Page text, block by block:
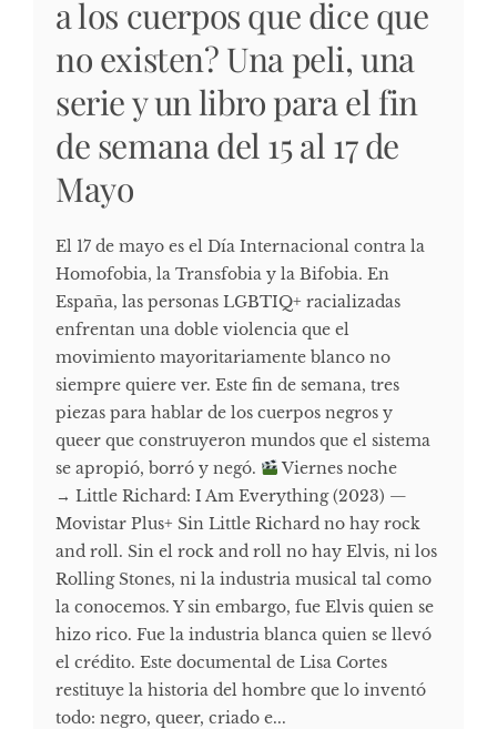
a los cuerpos que dice que
no existen? Una peli, una
serie y un libro para el fin
de semana del 15 al 17 de
Mayo
El 17 de mayo es el Día Internacional contra la
Homofobia, la Transfobia y la Bifobia. En
España, las personas LGBTIQ+ racializadas
enfrentan una doble violencia que el
movimiento mayoritariamente blanco no
siempre quiere ver. Este fin de semana, tres
piezas para hablar de los cuerpos negros y
queer que construyeron mundos que el sistema
se apropió, borró y negó.
Viernes noche
→ Little Richard: I Am Everything (2023) —
Movistar Plus+ Sin Little Richard no hay rock
and roll. Sin el rock and roll no hay Elvis, ni los
Rolling Stones, ni la industria musical tal como
la conocemos. Y sin embargo, fue Elvis quien se
hizo rico. Fue la industria blanca quien se llevó
el crédito. Este documental de Lisa Cortes
restituye la historia del hombre que lo inventó
todo: negro, queer, criado e...